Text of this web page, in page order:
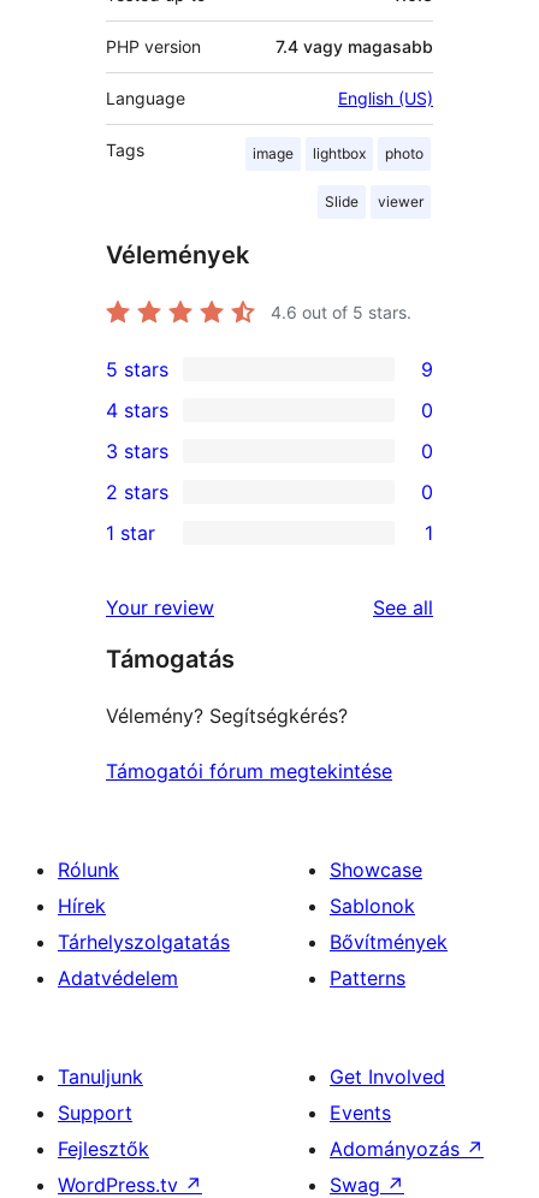
PHP version 7.4 vagy magasabb
Language English (US)
Tags image lightbox photo
Slide viewer
Vélemények
4.6 out of 5 stars.
9
5-
star
reviews
5 stars 9
4-
star
reviews
4 stars 0
0
3-
star
3 stars 0
2-
reviews
2 stars 0
star
review
1 star 1
Your review See all
Támogatás
Vélemény? Segítségkérés?
Támogatói fórum megtekintése
Rólunk
Hírek
Tárhelyszolgatatás
Adatvédelem
Showcase
Sablonok
Bővítmények
Patterns
Tanuljunk
Support
Fejlesztők
WordPress.tv ↗
Get Involved
Events
Adományozás ↗
Swag ↗